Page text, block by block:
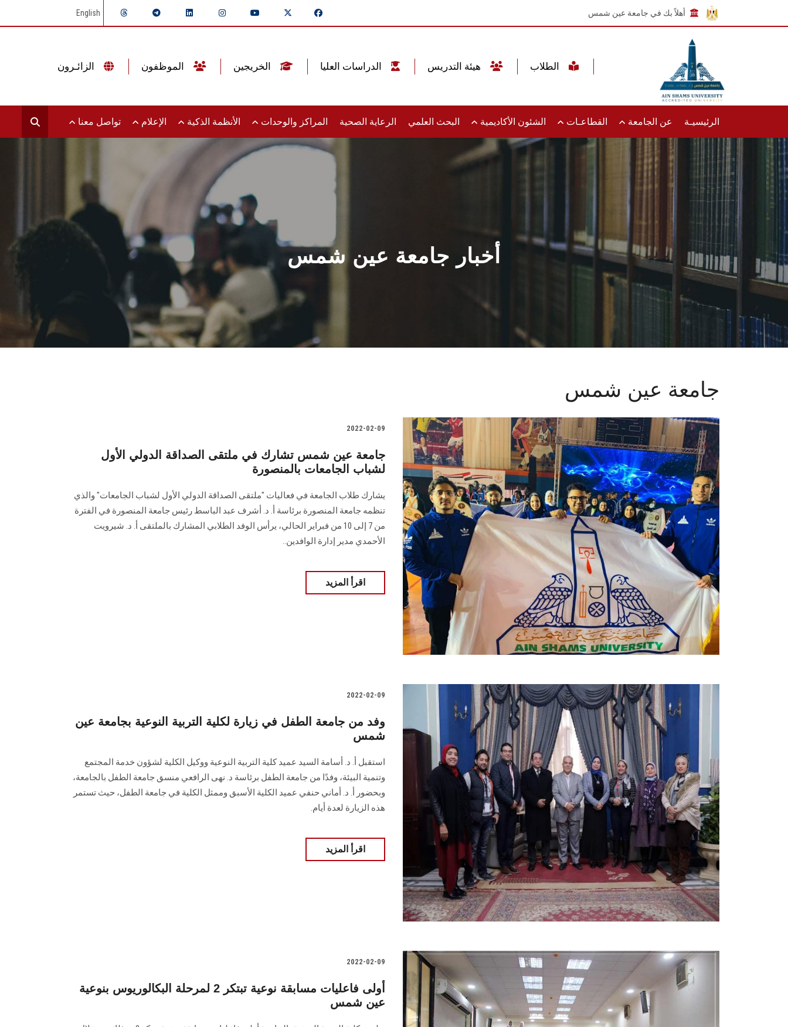
أهلاً بك في جامعة عين شمس English
الرئيسيـة عن الجامعة القطاعـات الشئون الأكاديمية البحث العلمي الرعاية الصحية المراكز والوحدات الأنظمة الذكية الإعلام تواصل معنا
أخبار جامعة عين شمس
جامعة عين شمس
2022-02-09
جامعة عين شمس تشارك في ملتقى الصداقة الدولي الأول
لشباب الجامعات بالمنصورة
يشارك طلاب الجامعة في فعاليات "ملتقى الصداقة الدولي الأول لشباب الجامعات" والذي
تنظمه جامعة المنصورة برئاسة أ. د. أشرف عبد الباسط رئيس جامعة المنصورة في الفترة
من 7 إلى 10 من فبراير الحالي، يرأس الوفد الطلابي المشارك بالملتقى أ. د. شيرويت
الأحمدي مدير إدارة الوافدين..
اقرأ المزيد
2022-02-09
وفد من جامعة الطفل في زيارة لكلية التربية النوعية بجامعة عين
شمس
استقبل أ. د. أسامة السيد عميد كلية التربية النوعية ووكيل الكلية لشؤون خدمة المجتمع
وتنمية البيئة، وفدًا من جامعة الطفل برئاسة د. نهى الرافعي منسق جامعة الطفل بالجامعة،
وبحضور أ. د. أماني حنفي عميد الكلية الأسبق وممثل الكلية في جامعة الطفل، حيث تستمر
هذه الزيارة لعدة أيام.
اقرأ المزيد
2022-02-09
أولى فاعليات مسابقة نوعية تبتكر 2 لمرحلة البكالوريوس بنوعية
عين شمس